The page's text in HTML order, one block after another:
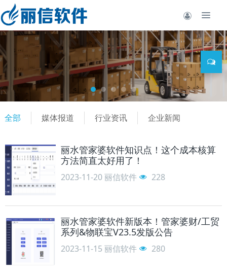
全部 媒体报道 行业资讯 企业新闻
丽水管家婆软件知识点！这个成本核算
方法简直太好用了！
2023-11-20丽信软件 228
丽水管家婆软件新版本！管家婆财/工贸
系列&物联宝V23.5发版公告
2023-11-15 丽信软件 280